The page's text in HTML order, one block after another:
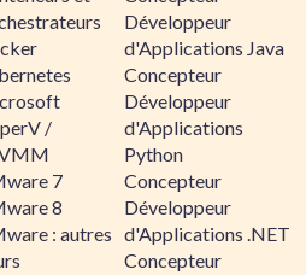
/
7
8
: autres
Développeur
d'Applications Java
Concepteur
Développeur
d'Applications
Python
Concepteur
Développeur
d'Applications .NET
Concepteur